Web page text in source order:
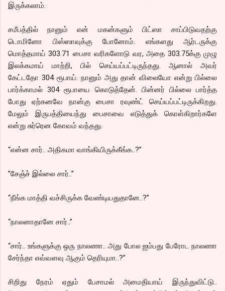
இருக்கலாம்.
சமீபத்தில் நானும் என் மகன்களும் பிட்ஸா சாப்பிடுவதற்கு
டொமினோ பிஸ்ஸாவுக்கு போனோம். எங்களது ஆர்டருக்கு
மொத்தமாய் 303.71 பைசா வரிகளோடு வர, அதை 303.75க்கு முழு
இலக்கமாய் மாற்றி, பில் செய்யப்பட்டிருந்தது. ஆனால் அவர்
கேட்டதோ 304 ரூபாய். நானும் அது தான் விலையோ என்று பில்லை
பார்க்காமல் 304 ரூபாயை கொடுத்தேன். பின்னர் பில்லை பார்த்த
போது ஏற்கனவே நான்கு பைசா ரவுண்ட் செய்யப்பட்டிருக்கிறது.
மேலும் இருபத்தியைந்து பைசாவை எடுத்துக் கொள்கிறார்களே
என்று சுர்ரென கோவம் வந்தது.
“என்ன சார்.. அதிகமா வாங்கியிருக்கீங்க..?”
”சேஞ்ச் இல்லை சார்..”
“நீங்க மாத்தி வச்சிருக்க வேண்டியதுதானே..?”
“நாலனாதானே சார்..”
“சார்.. உங்களுக்கு ஒரு நாலணா.. அது போல ஐம்பது பேரோட நாலணா
சேர்ந்தா எவ்வளவு ஆகும் தெரியுமா..?”
சிறிது நேரம் ஏதும் பேசாமல் அமைதியாய் இருந்துவிட்டு..